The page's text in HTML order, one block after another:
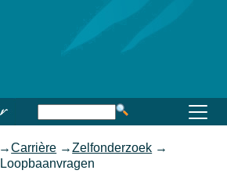
→Carrière →Zelfonderzoek →
Loopbaanvragen